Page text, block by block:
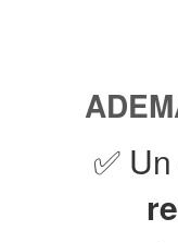
✅ Un